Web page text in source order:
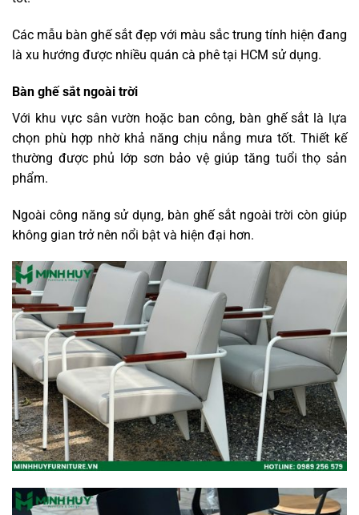
Các mẫu bàn ghế sắt đẹp với màu sắc trung tính hiện đang
là xu hướng được nhiều quán cà phê tại HCM sử dụng.
Bàn ghế sắt ngoài trời
Với khu vực sân vườn hoặc ban công, bàn ghế sắt là lựa
chọn phù hợp nhờ khả năng chịu nắng mưa tốt. Thiết kế
thường được phủ lớp sơn bảo vệ giúp tăng tuổi thọ sản
phẩm.
Ngoài công năng sử dụng, bàn ghế sắt ngoài trời còn giúp
không gian trở nên nổi bật và hiện đại hơn.